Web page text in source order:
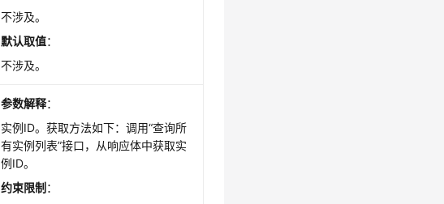
不涉及。
默认取值：
不涉及。
参数解释：
实例ID。获取方法如下：调用“查询所
有实例列表”接口，从响应体中获取实
例ID。
约束限制 ：